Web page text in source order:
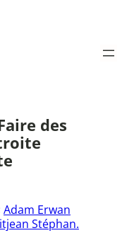
des
Adam Erwan
Stéphan.